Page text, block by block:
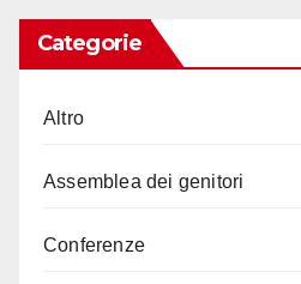
Categorie
Altro
Assemblea dei genitori
Conferenze